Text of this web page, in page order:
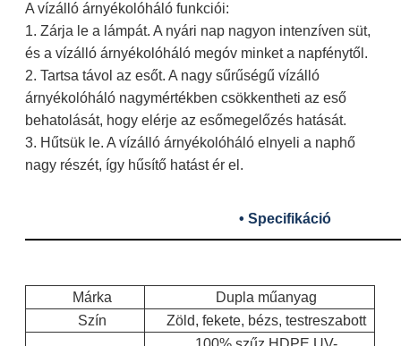
A vízálló árnyékolóháló funkciói:
1. Zárja le a lámpát. A nyári nap nagyon intenzíven süt,
és a vízálló árnyékolóháló megóv minket a napfénytől.
2. Tartsa távol az esőt. A nagy sűrűségű vízálló
árnyékolóháló nagymértékben csökkentheti az eső
behatolását, hogy elérje az esőmegelőzés hatását.
3. Hűtsük le. A vízálló árnyékolóháló elnyeli a naphő
nagy részét, így hűsítő hatást ér el.
• Specifikáció
Márka
Dupla műanyag
Szín
Zöld, fekete, bézs, testreszabott